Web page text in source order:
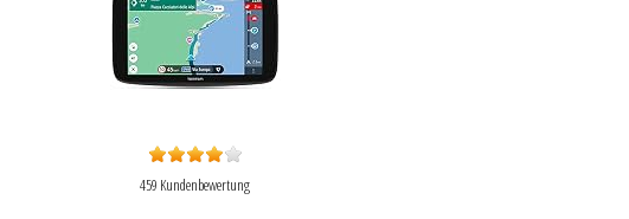
459 Kundenbewertung